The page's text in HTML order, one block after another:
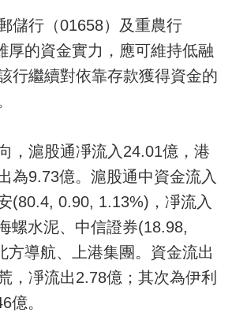
儲行（01658）及重農行
厚的資金實力，應可維持低融
行繼續對依靠存款獲得資金的
，滬股通凈流入24.01億，港
為9.73億。滬股通中資金流入
(80.4, 0.90, 1.13%)，凈流入
螺水泥、中信證券(18.98,
方導航、上港集團。資金流出
，凈流出2.78億；其次為伊利
億。